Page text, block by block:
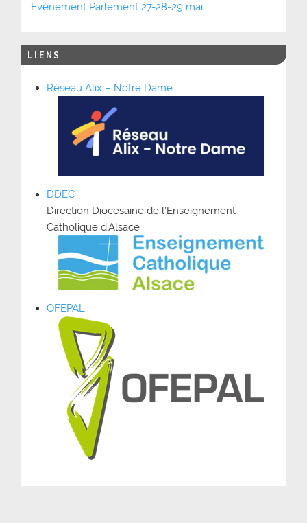
Événement Parlement 27-28-29 mai
LIENS
Réseau Alix – Notre Dame
DDEC
Direction Diocésaine de l’Enseignement
Catholique d’Alsace
OFEPAL